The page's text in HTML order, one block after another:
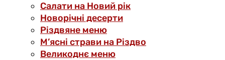
Салати на Новий рік
Новорічні десерти
Різдвяне меню
М’ясні страви на Різдво
Великоднє меню